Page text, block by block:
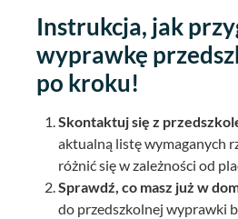
Instrukcja, jak
wyprawkę
po kroku!
Skontaktuj się z
aktualną listę wymaganych
różnić się w zależności od
Sprawdź, co masz już w
do przedszkolnej wyprawki